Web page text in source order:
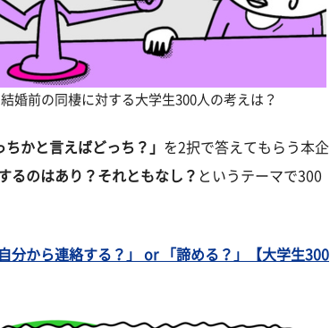
婚前の同棲に対する大学生300人の考えは？
ちかと言えばどっち？」 を2択で答えてもらう本企
るのはあり？それともなし？ というテーマで300
分から連絡する？」 or 「諦める？」【大学生300